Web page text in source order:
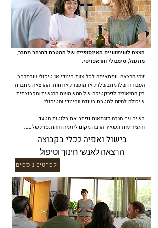
הצצה לשימושיים האינסופיים של המטבח כמרחב מחבר,
מתגמל, סימבולי ותראפויטי.
זוהי הרצאה שמתאימה לכל צוות חינוכי או טיפולי שבמרחב
העבודה שלו מתבשלות או מוגשות ארוחות. ההרצאה מחברת
בין התיאוריה לפרקטיקה של המשמעות הרגשית והקבוצתית
שיכולה להיות למטבח בשדה החינוכי והטיפולי.
בשיח עם הרבה דוגמאות נפתח את בלוטות הטעם
והיצירתיות ונשאיר הרבה מקום ליוזמה וההתנסות שלכם.
בישול ואפיה ככלי בקבוצה
הרצאה לאנשי חינוך וטיפול
לפרטים נוספים